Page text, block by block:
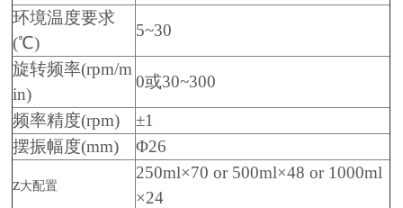
环境温度要求
(℃)
5~30
旋转频率(rpm/m
in)
0或30~300
频率精度(rpm)
±1
摆振幅度(mm)
Φ26
z大配置
250ml×70 or 500ml×48 or 1000ml
×24